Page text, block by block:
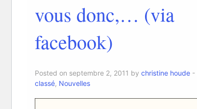
vous donc,… (via
facebook)
Posted on septembre 2, 2011 by christine houde -
classé, Nouvelles